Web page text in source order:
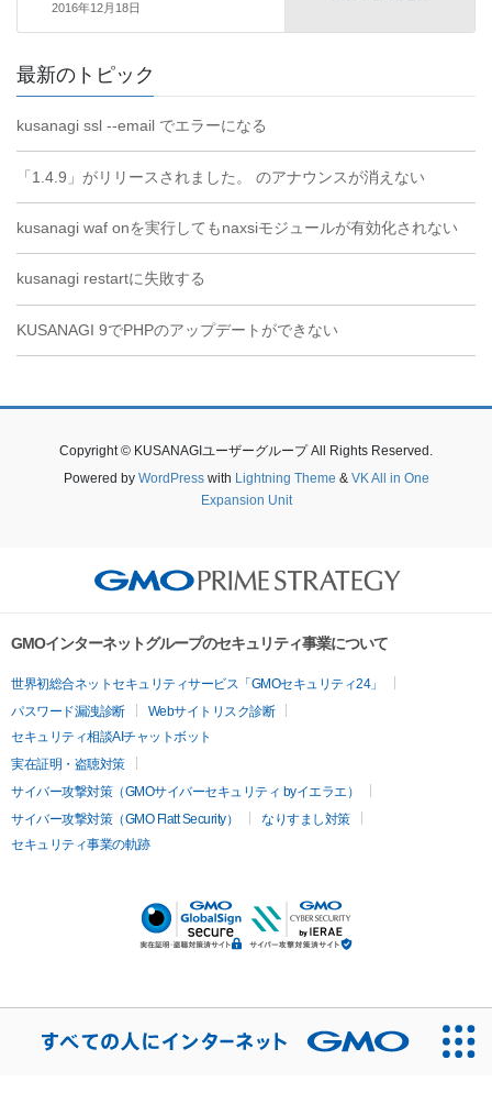
2016年12月18日
最新のトピック
kusanagi ssl --email でエラーになる
「1.4.9」がリリースされました。 のアナウンスが消えない
kusanagi waf onを実行してもnaxsiモジュールが有効化されない
kusanagi restartに失敗する
KUSANAGI 9でPHPのアップデートができない
Copyright © KUSANAGIユーザーグループ All Rights Reserved.
Powered by WordPresswith Lightning Theme & VK All in One
Expansion Unit
GMOインターネットグループのセキュリティ事業について
世界初総合ネットセキュリティサービス「GMOセキュリティ24」
パスワード漏洩診断
Webサイトリスク診断
セキュリティ相談AIチャットボット
実在証明・盗聴対策
サイバー攻撃対策（GMOサイバーセキュリティ byイエラエ）
サイバー攻撃対策（GMO Flatt Security）
なりすまし対策
セキュリティ事業の軌跡